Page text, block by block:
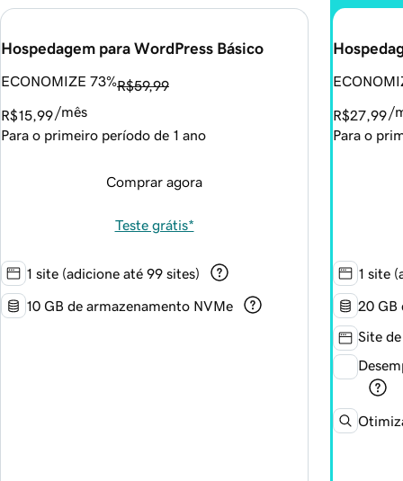
Hospedagem para WordPress Básico
ECONOMIZE 73%R$59,99
R$15,99 /mês
Para o primeiro período de 1 ano
Comprar agora
Teste grátis*
1 site (adicione até 99 sites)
10 GB de armazenamento NVMe
R$27,99 /
Para o
1 site
20 GB
Site